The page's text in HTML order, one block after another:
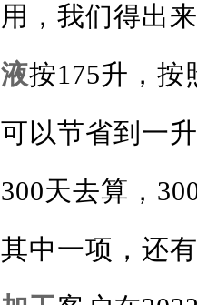
用，我们得出
液按175升，按
可以节省到一
300天去算，
其中一项，还